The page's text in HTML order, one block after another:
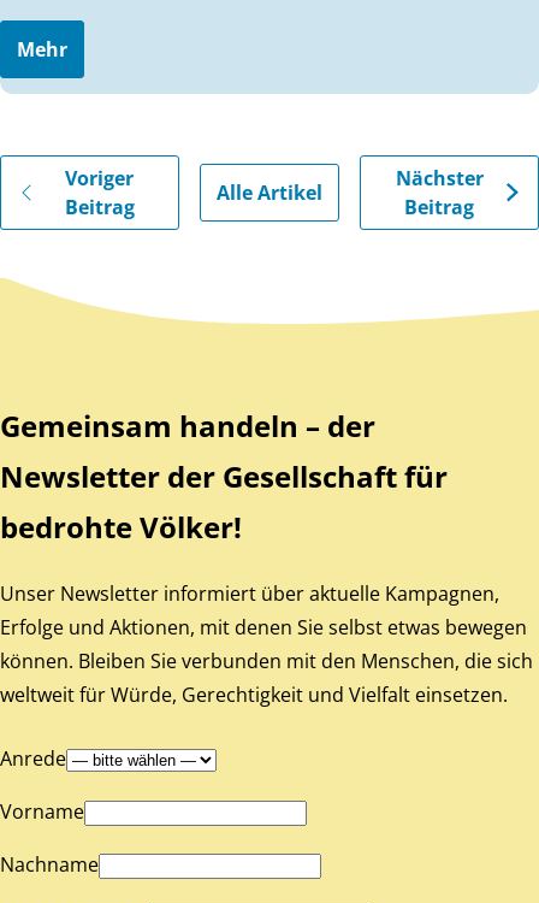
Mehr
Gehe zu vorherigen oder nächsten Beiträgen
Voriger
Beitrag
Alle Artikel
Nächster
Beitrag
Zurück zum Hauptinhalt
Zurück zur Navigation
Gemeinsam handeln – der
Newsletter der Gesellschaft für
bedrohte Völker!
Unser Newsletter informiert über aktuelle Kampagnen,
Erfolge und Aktionen, mit denen Sie selbst etwas bewegen
können. Bleiben Sie verbunden mit den Menschen, die sich
weltweit für Würde, Gerechtigkeit und Vielfalt einsetzen.
Anrede
Vorname
Nachname